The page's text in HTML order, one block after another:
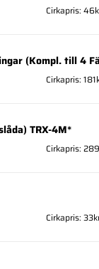
Cirkapris:
(Kompl. till 4
Cirkapris:
TRX-4M*
Cirkapris:
Cirkapris: